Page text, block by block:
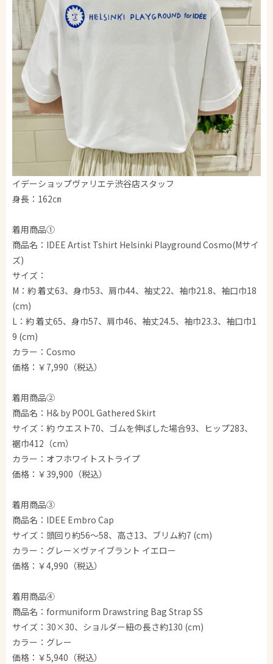
イデーショップヴァリエテ渋谷店スタッフ
身長：162㎝
着用商品①
商品名：IDEE Artist Tshirt Helsinki Playground Cosmo(Mサイ
ズ)
サイズ：
M：約 着丈63、身巾53、肩巾44、袖丈22、袖巾21.8、袖口巾18
(cm)
L：約 着丈65、身巾57、肩巾46、袖丈24.5、袖巾23.3、袖口巾1
9 (cm)
カラー：Cosmo
価格：￥7,990（税込）
着用商品②
商品名：H& by POOL Gathered Skirt
サイズ：約 ウエスト70、ゴムを伸ばした場合93、ヒップ283、
裾巾412（cm）
カラー：オフホワイトストライプ
価格：￥39,900（税込）
着用商品③
商品名：IDEE Embro Cap
サイズ：頭回り約56～58、高さ13、ブリム約7 (cm)
カラー：グレー×ヴァイブラント イエロー
価格：￥4,990（税込）
着用商品④
商品名：formuniform Drawstring Bag Strap SS
サイズ：30×30、ショルダー紐の長さ約130 (cm)
カラー：グレー
価格：￥5,940（税込）